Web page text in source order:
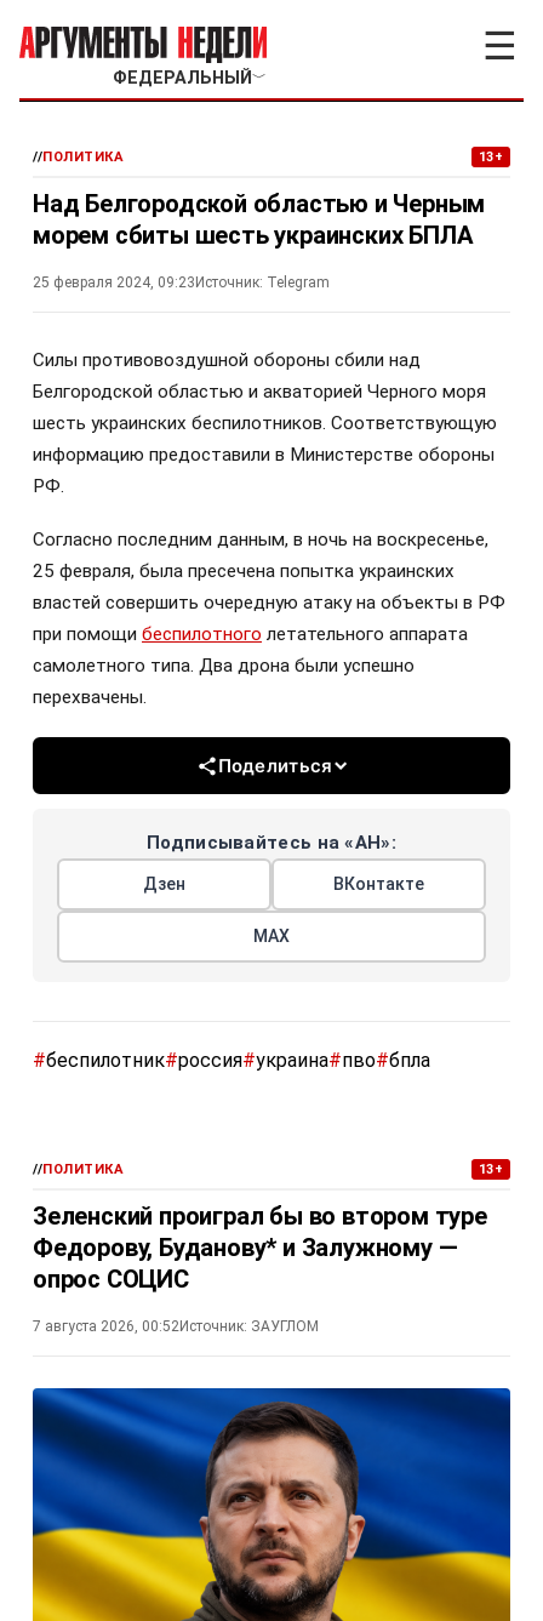
ФЕДЕРАЛЬНЫЙ ﹀
☰
//ПОЛИТИКА 13+
Над Белгородской областью и Черным
морем сбиты шесть украинских БПЛА
25 февраля 2024, 09:23 Источник: Telegram
Силы противовоздушной обороны сбили над
Белгородской областью и акваторией Черного моря
шесть украинских беспилотников. Соответствующую
информацию предоставили в Министерстве обороны
РФ.
Согласно последним данным, в ночь на воскресенье,
25 февраля, была пресечена попытка украинских
властей совершить очередную атаку на объекты в РФ
при помощи беспилотного летательного аппарата
самолетного типа. Два дрона были успешно
перехвачены.
Поделиться
Подписывайтесь на «АН»:
Дзен ВКонтакте
МАХ
#беспилотник#россия#украина#пво#бпла
//ПОЛИТИКА 13+
Зеленский проиграл бы во втором туре
Федорову, Буданову* и Залужному —
опрос СОЦИС
7 августа 2026, 00:52Источник: ЗАУГЛОМ